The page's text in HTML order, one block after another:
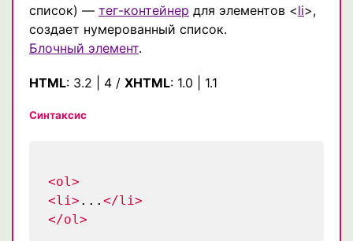
список) — тег-контейнер для элементов <li>,
создает нумерованный список.
Блочный элемент.
HTML: 3.2 4 / XHTML: 1.0 1.1
Синтаксис
<ol>
<li> ... </li>
</ol>